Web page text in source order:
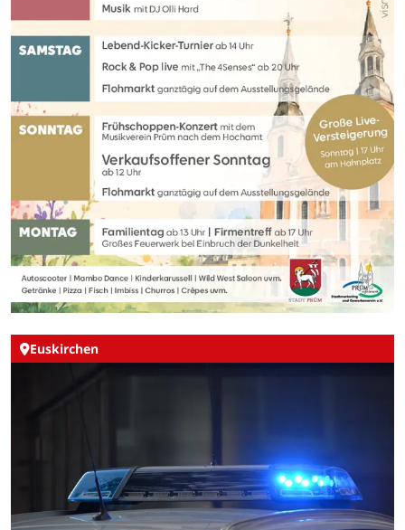
Euskirchen